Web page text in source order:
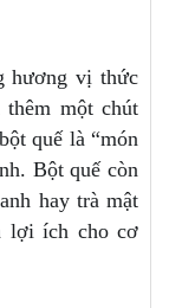
hương vị thức
một chút
quế là “món
Bột quế còn
hay trà mật
lợi ích cho cơ